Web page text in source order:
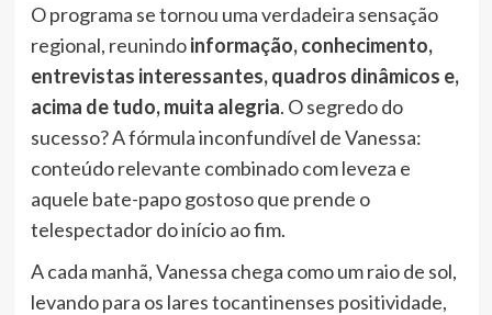
O programa se tornou uma verdadeira sensação
regional, reunindoinformação, conhecimento,
entrevistas interessantes, quadros dinâmicos e,
acima de tudo, muita alegria. O segredo do
sucesso? A fórmula inconfundível de Vanessa:
conteúdo relevante combinado com leveza e
aquele bate-papo gostoso que prende o
telespectador do início ao fim.
A cada manhã, Vanessa chega como um raio de sol,
levando para os lares tocantinenses positividade,